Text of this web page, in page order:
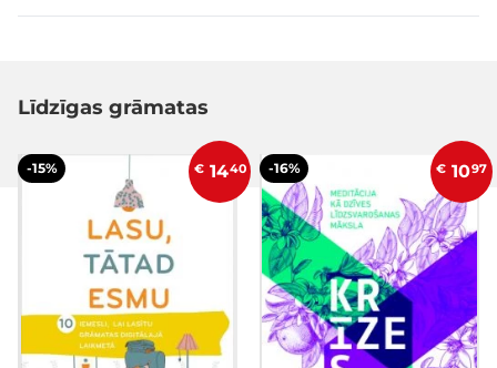
Līdzīgas grāmatas
-15% € 1440 -16% € 1097